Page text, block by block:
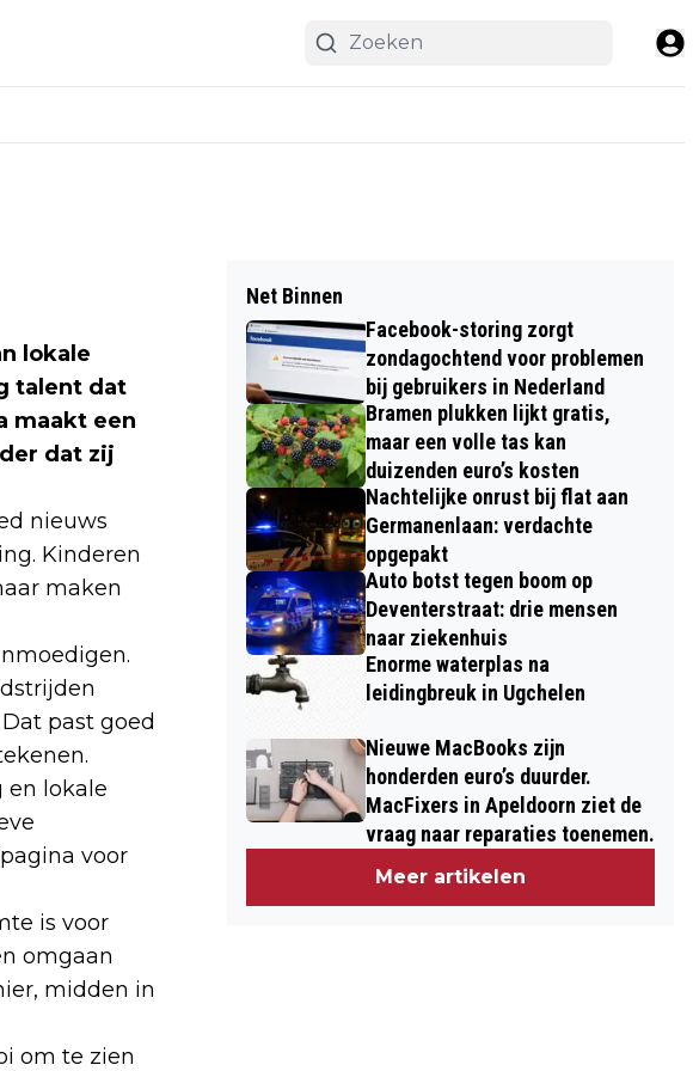
lokale
talent dat
maakt een
dat zij
nieuws
Kinderen
maken
past goed
en lokale
voor
is voor
omgaan
midden in
om te zien
Net Binnen
Facebook-storing zorgt
zondagochtend voor problemen
bij gebruikers in Nederland
Bramen plukken lijkt gratis,
maar een volle tas kan
duizenden euro’s kosten
Nachtelijke onrust bij flat aan
Germanenlaan: verdachte
opgepakt
Auto botst tegen boom op
Deventerstraat: drie mensen
naar ziekenhuis
Enorme waterplas na
leidingbreuk in Ugchelen
Nieuwe MacBooks zijn
honderden euro’s duurder.
MacFixers in Apeldoorn ziet de
vraag naar reparaties toenemen.
Meer artikelen